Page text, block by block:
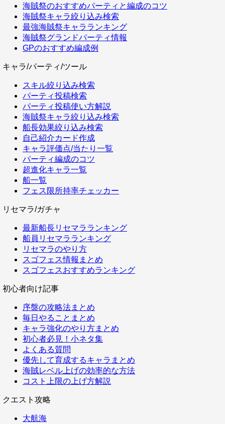
海賊祭のおすすめパーティと編成のコツ
海賊祭キャラ絞り込み検索
最強海賊祭キャラランキング
海賊祭グランドパーティ情報
GPのおすすめ編成例
キャラ/パーティ/ツール
スキル絞り込み検索
パーティ投稿検索
パーティ投稿使い方解説
海賊祭キャラ絞り込み検索
船長効果絞り込み検索
自己紹介カード作成
キャラ評価点/当たり一覧
パーティ編成のコツ
超進化キャラ一覧
船一覧
フェス限所持率チェッカー
リセマラ/ガチャ
最新船長リセマラランキング
船員リセマラランキング
リセマラのやり方
スゴフェス情報まとめ
スゴフェスおすすめランキング
初心者向け記事
序盤の攻略法まとめ
毎日やることまとめ
キャラ強化のやり方まとめ
初心者必見！小ネタ集
よくある質問
優先して育成するキャラまとめ
海賊レベル上げの効率的な方法
コスト上限の上げ方解説
クエスト攻略
大航海